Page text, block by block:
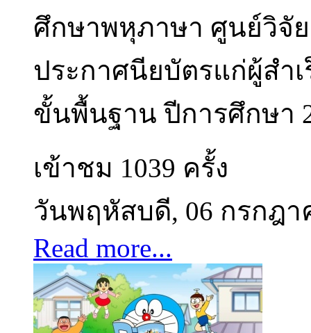
ศึกษาพหุภาษา ศูนย์วิจั
ประกาศนียบัตรแก่ผู้สำ
ขั้นพื้นฐาน ปีการศึกษา
เข้าชม 1039 ครั้ง
วันพฤหัสบดี, 06 กรกฎา
Read more...